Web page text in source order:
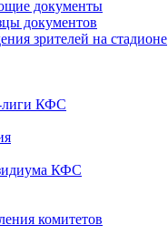
документы
документов
зрителей на стадионе
лиги КФС
КФС
комитетов